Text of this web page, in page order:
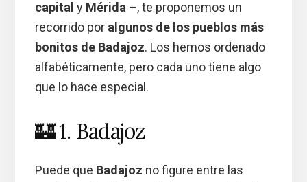
capital y Mérida–, te proponemos un
recorrido por algunos de los pueblos más
bonitos de Badajoz. Los hemos ordenado
alfabéticamente, pero cada uno tiene algo
que lo hace especial.
🏰 1. Badajoz
Puede que Badajoz no figure entre las